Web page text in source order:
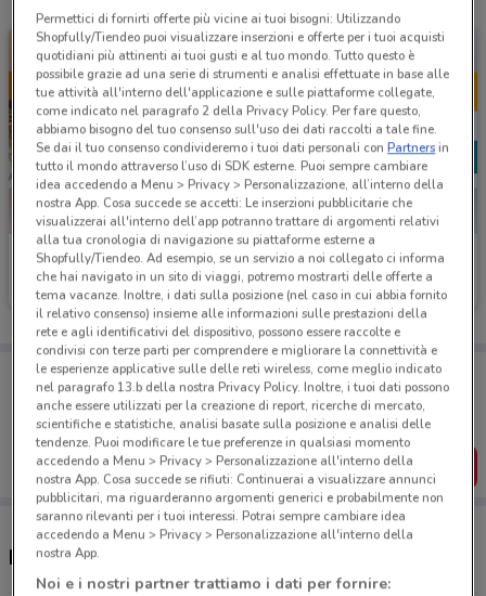
Ottica VistaSì
Scade il 30/09 26.1 km
Ottica VistaSì
Scade il 30/09 26.1 km
Porta DoveConviene sempre con te!
Puoi trovare le migliori offerte dei negozi vicino a te,
salvarle e creare la tua lista del risparmio, comodamente
dal tuo cellulare.
SCARICA L’APP
Negozi Ottica VistaSì a Nocera Inferiore
Permettici di fornirti offerte più vicine ai tuoi bisogni: Utilizzando
Shopfully/Tiendeo puoi visualizzare inserzioni e offerte per i tuoi acquisti
quotidiani più attinenti ai tuoi gusti e al tuo mondo. Tutto questo è
possibile grazie ad una serie di strumenti e analisi effettuate in base alle
tue attività all'interno dell'applicazione e sulle piattaforme collegate,
come indicato nel paragrafo 2 della Privacy Policy. Per fare questo,
abbiamo bisogno del tuo consenso sull'uso dei dati raccolti a tale fine.
Se dai il tuo consenso condivideremo i tuoi dati personali conPartnersin
tutto il mondo attraverso l’uso di SDK esterne. Puoi sempre cambiare
idea accedendo a Menu > Privacy > Personalizzazione, all’interno della
nostra App. Cosa succede se accetti: Le inserzioni pubblicitarie che
visualizzerai all'interno dell’app potranno trattare di argomenti relativi
alla tua cronologia di navigazione su piattaforme esterne a
Shopfully/Tiendeo. Ad esempio, se un servizio a noi collegato ci informa
che hai navigato in un sito di viaggi, potremo mostrarti delle offerte a
tema vacanze. Inoltre, i dati sulla posizione (nel caso in cui abbia fornito
il relativo consenso) insieme alle informazioni sulle prestazioni della
rete e agli identificativi del dispositivo, possono essere raccolte e
condivisi con terze parti per comprendere e migliorare la connettività e
le esperienze applicative sulle delle reti wireless, come meglio indicato
nel paragrafo 13.b della nostra Privacy Policy. Inoltre, i tuoi dati possono
anche essere utilizzati per la creazione di report, ricerche di mercato,
scientifiche e statistiche, analisi basate sulla posizione e analisi delle
tendenze. Puoi modificare le tue preferenze in qualsiasi momento
accedendo a Menu > Privacy > Personalizzazione all'interno della
nostra App. Cosa succede se rifiuti: Continuerai a visualizzare annunci
pubblicitari, ma riguarderanno argomenti generici e probabilmente non
saranno rilevanti per i tuoi interessi. Potrai sempre cambiare idea
accedendo a Menu > Privacy > Personalizzazione all'interno della
nostra App.
Noi e i nostri partner trattiamo i dati per fornire: